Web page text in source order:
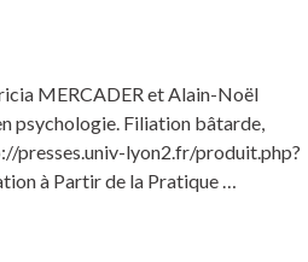
MERCADER et Alain-Noël
psychologie. Filiation bâtarde,
presses.univ-lyon2.fr/produit.php?
à Partir de la Pratique …